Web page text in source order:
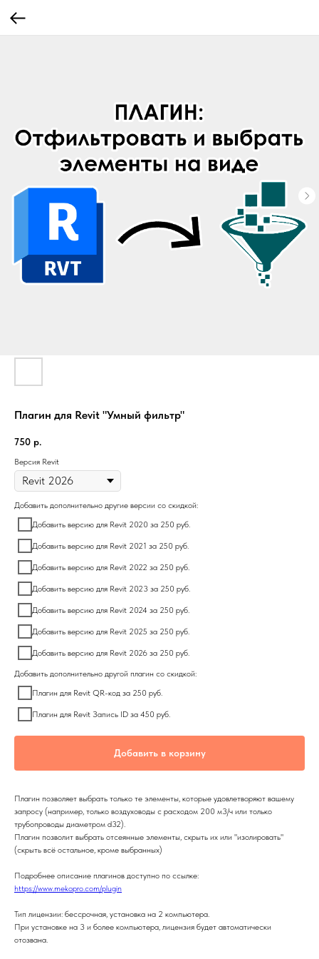
Плагин для Revit "Умный фильтр"
750 р.
Версия Revit
Добавить дополнительно другие версии со скидкой:
Добавить версию для Revit 2020 за 250 руб.
Добавить версию для Revit 2021 за 250 руб.
Добавить версию для Revit 2022 за 250 руб.
Добавить версию для Revit 2023 за 250 руб.
Добавить версию для Revit 2024 за 250 руб.
Добавить версию для Revit 2025 за 250 руб.
Добавить версию для Revit 2026 за 250 руб.
Добавить дополнительно другой плагин со скидкой:
Плагин для Revit QR-код за 250 руб.
Плагин для Revit Запись ID за 450 руб.
Добавить в корзину
Плагин позволяет выбрать только те элементы, которые удовлетворяют вашему
запросу (например, только воздуховоды с расходом 200 м3/ч или только
трубопроводы диаметром d32).
Плагин позволит выбрать отсеянные элементы, скрыть их или "изолировать"
(скрыть всё остальное, кроме выбранных)
Подробнее описание плагинов доступно по ссылке:
https://www.mekopro.com/plugin
Тип лицензии: бессрочная, установка на 2 компьютера.
При установке на 3 и более компьютера, лицензия будет автоматически
отозвана.